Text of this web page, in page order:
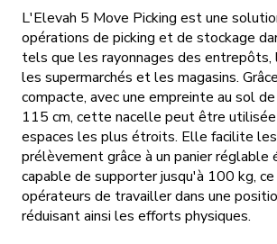
L'Elevah 5 Move Picking est une
opérations de picking et de stockage
tels que les rayonnages des entrepôts,
les supermarchés et les magasins.
compacte, avec une empreinte au sol
115 cm, cette nacelle peut être
espaces les plus étroits. Elle facilite
prélèvement grâce à un panier réglable
capable de supporter jusqu'à 100 kg,
opérateurs de travailler dans une
réduisant ainsi les efforts physiques.